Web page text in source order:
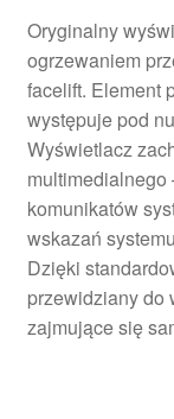
Oryginalny
ogrzewaniem
facelift. Element
występuje pod
Wyświetlacz
komunikatów
wskazań
Dzięki
przewidziany do
zajmujące się